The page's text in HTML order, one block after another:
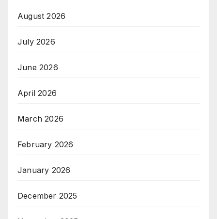
August 2026
July 2026
June 2026
April 2026
March 2026
February 2026
January 2026
December 2025